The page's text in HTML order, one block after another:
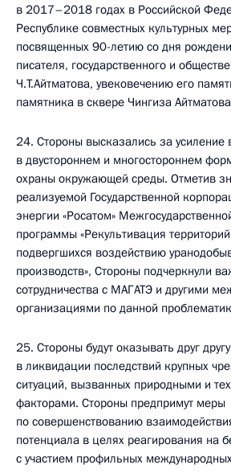
в 2017–2018 годах в Российской
Республике совместных культурных
посвященных 90-летию со дня
писателя, государственного и
Ч.Т.Айтматова, увековечению его
памятника в сквере Чингиза
24. Стороны высказались за усиление
в двустороннем и многостороннем
охраны окружающей среды. Отметив
реализуемой Государственной
энергии «Росатом»
программы «Рекультивация территорий
подвергшихся воздействию
производств», Стороны подчеркнули
сотрудничества с МАГАТЭ и другими
организациями по данной
25. Стороны будут оказывать друг
в ликвидации последствий крупных
ситуаций, вызванных природными и
факторами. Стороны предпримут меры
по совершенствованию
потенциала в целях реагирования на
с участием профильных